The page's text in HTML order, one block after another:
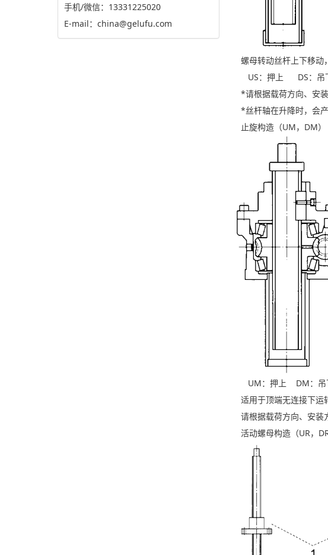
手机/微信：13331225020
E-mail：china@gelufu.com
螺母转动丝杆上下移动
US：押上 DS：吊
*请根据载荷方向、安装
*丝杆轴在升降时，会产
止旋构造（UM，DM）
UM：押上 DM：吊
适用于顶端无连接下运
请根据载荷方向、安装
活动螺母构造（UR，DR